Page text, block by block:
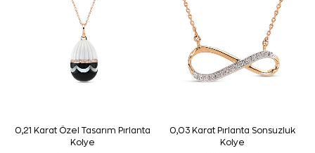
0,21 Karat Özel Tasarım Pırlanta
Kolye
0,03 Karat Pırlanta Sonsuzluk
Kolye